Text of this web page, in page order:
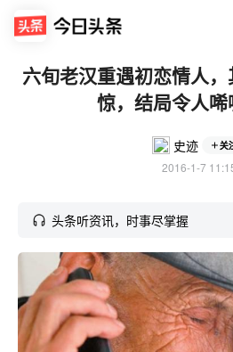
六旬老汉重遇初恋情人
惊，结局令人唏
史迹 关
2016-1-7
头条听资讯，时事尽掌握